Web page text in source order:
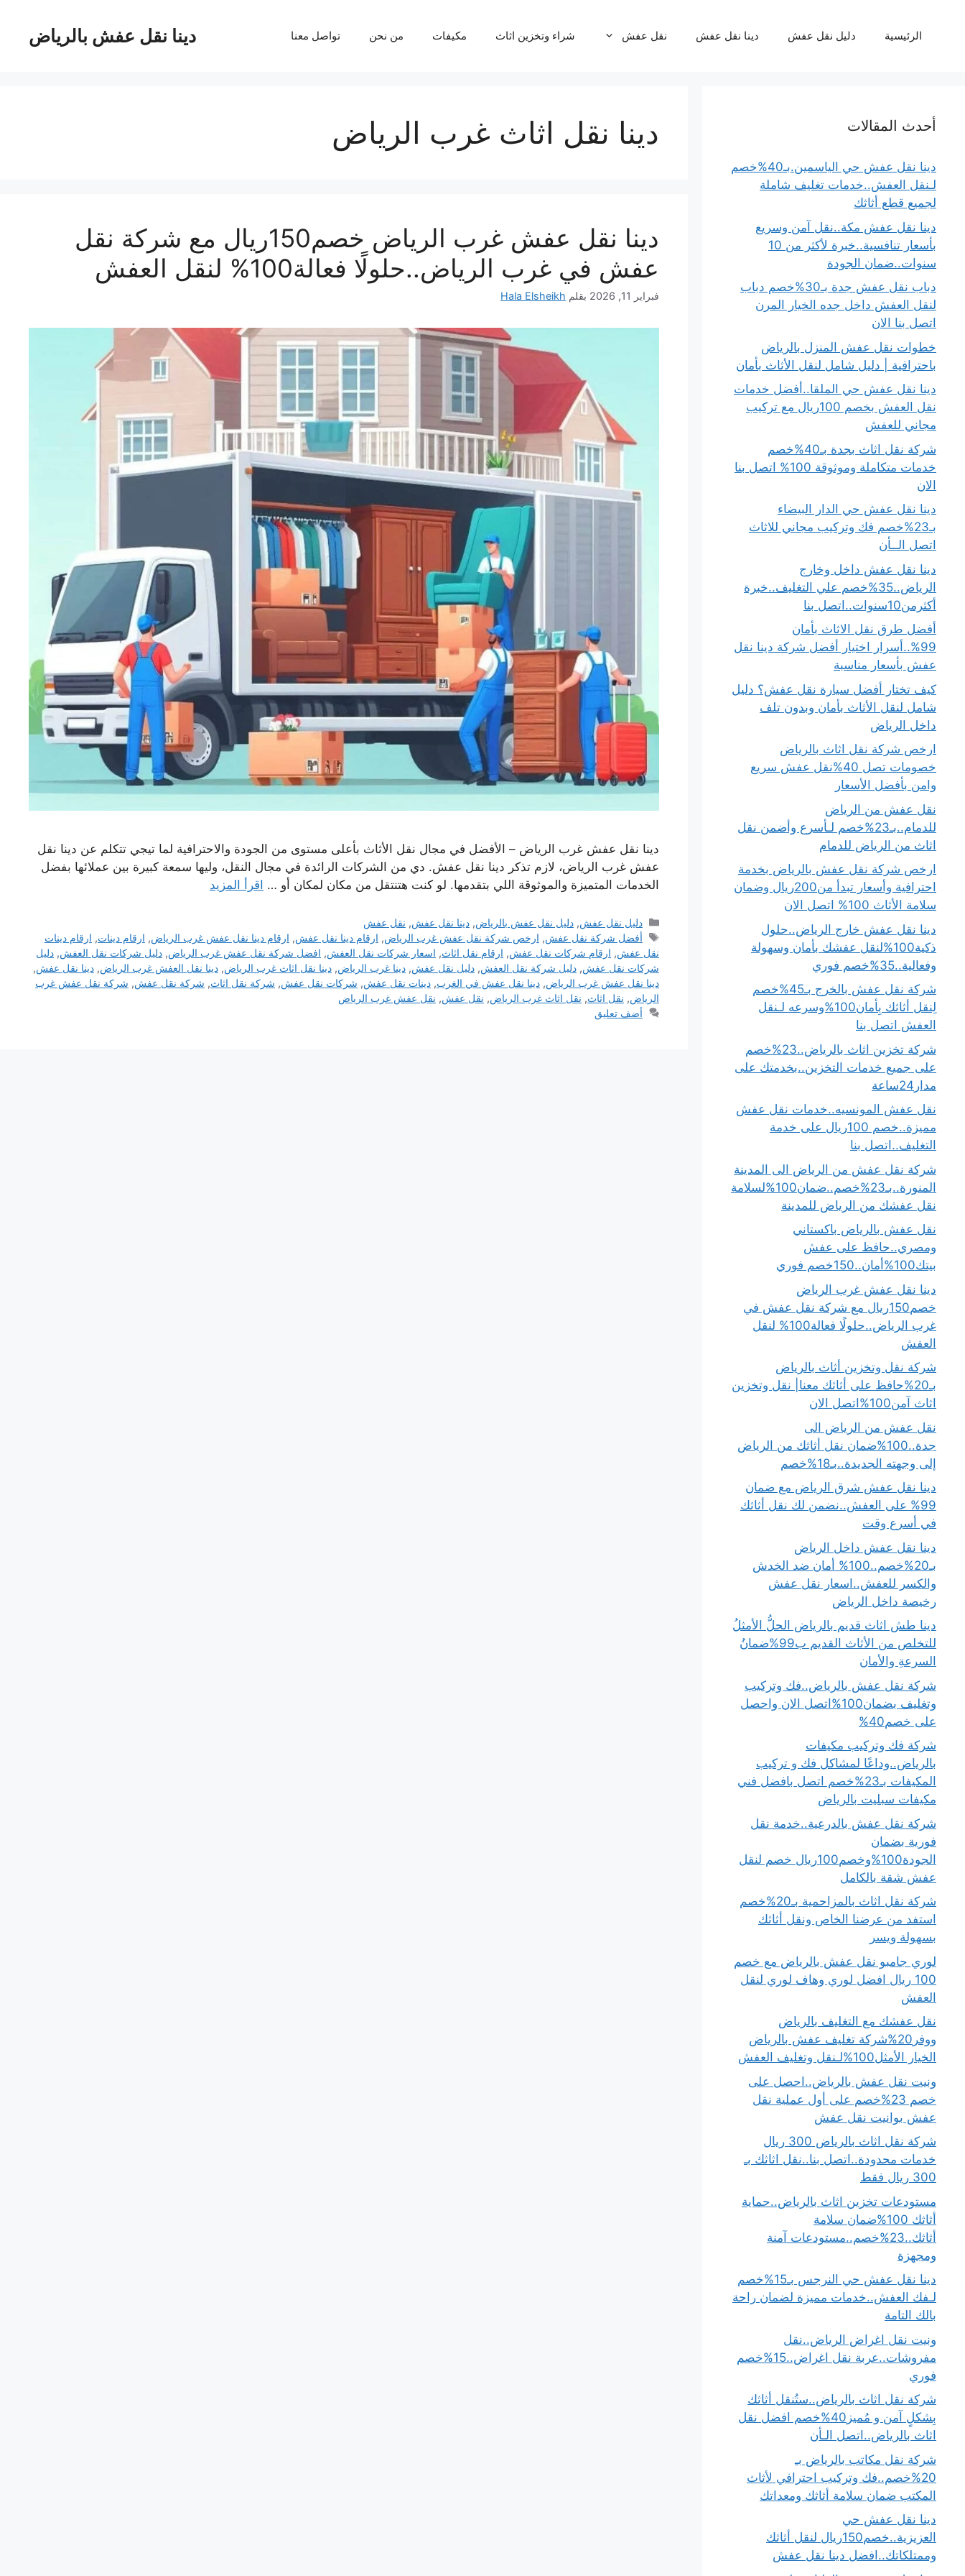
دينا نقل عفش بالرياض الرئيسية دليل نقل عفش دينا نقل عفش نقل عفش شراء وتخزين اثاث مكيفات من نحن تواصل معنا
دينا نقل اثاث غرب الرياض
دينا نقل عفش غرب الرياض خصم150ريال مع شركة نقل
عفش في غرب الرياض..حلولًا فعالة100% لنقل العفش
فبراير 11, 2026 بقلم Hala Elsheikh
دينا نقل عفش غرب الرياض – الأفضل في مجال نقل الأثاث بأعلى مستوى من الجودة والاحترافية لما تيجي تتكلم عن دينا نقل
عفش غرب الرياض، لازم تذكر دينا نقل عفش. دي من الشركات الرائدة في مجال النقل، وليها سمعة كبيرة بين عملائها بفضل
الخدمات المتميزة والموثوقة اللي بتقدمها. لو كنت هتنتقل من مكان لمكان أو … اقرأ المزيد
التصنيفات
دليل نقل عفش,دليل نقل عفش بالرياض,دينا نقل عفش, نقل عفش
الوسوم
أفضل شركة نقل عفش, ارخص شركة نقل عفش غرب الرياض, ارقام دينا نقل عفش, ارقام دينا نقل عفش غرب الرياض, ارقام دينات, ارقام دينات
نقل عفش, ارقام شركات نقل عفش, ارقام نقل اثاث, اسعار شركات نقل العفش, افضل شركة نقل عفش غرب الرياض, دليل شركات نقل العفش, دليل
شركات نقل عفش, دليل شركة نقل العفش, دليل نقل عفش, دينا غرب الرياض, دينا نقل اثاث غرب الرياض, دينا نقل العفش غرب الرياض, دينا نقل عفش,
دينا نقل عفش غرب الرياض, دينا نقل عفش في الغرب, دينات نقل عفش, شركات نقل عفش, شركة نقل اثاث, شركة نقل عفش, شركة نقل عفش غرب
الرياض, نقل اثاث, نقل اثاث غرب الرياض, نقل عفش, نقل عفش غرب الرياض
أضف تعليق
أحدث المقالات
دينا نقل عفش حي الياسمين.بـ40%خصم
لـنقل العفش..خدمات تغليف شاملة
لجميع قطع أثاثك
دينا نقل عفش مكة..نقل آمن وسريع
بأسعار تنافسية..خبرة لأكثر من 10
سنوات..ضمان الجودة
دباب نقل عفش جدة بـ30%خصم دباب
لنقل العفش داخل جده الخيار المرن
اتصل بنا الان
خطوات نقل عفش المنزل بالرياض
باحترافية | دليل شامل لنقل الأثاث بأمان
دينا نقل عفش حي الملقا..أفضل خدمات
نقل العفش بخصم 100ريال مع تركيب
مجاني للعفش
شركة نقل اثاث بجدة بـ40%خصم
خدمات متكاملة وموثوقة 100% اتصل بنا
الان
دينا نقل عفش حي الدار البيضاء
بـ23%خصم فك وتركيب مجاني للاثاث
اتصل الــأن
دينا نقل عفش داخل وخارج
الرياض..35%خصم علي التغليف..خبرة
أكثرمن10سنوات..اتصل بنا
أفضل طرق نقل الاثاث بأمان
99%..أسرار اختيار أفضل شركة دينا نقل
عفش بأسعار مناسبة
كيف تختار أفضل سيارة نقل عفش؟ دليل
شامل لنقل الأثاث بأمان وبدون تلف
داخل الرياض
ارخص شركة نقل اثاث بالرياض
خصومات تصل 40%نقل عفش سريع
وامن بأفضل الأسعار
نقل عفش من الرياض
للدمام..بـ23%خصم لـأسرع وأضمن نقل
اثاث من الرياض للدمام
ارخص شركة نقل عفش بالرياض بخدمة
احترافية وأسعار تبدأ من200ريال وضمان
سلامة الأثاث 100% اتصل الان
دينا نقل عفش خارج الرياض..حلول
ذكية100%لنقل عفشك بأمان وسهولة
وفعالية..35%خصم فوري
شركة نقل عفش بالخرج بـ45%خصم
لِنقل أثاثك بِأمان100%وسرعه لـنقل
العفش اتصل بنا
شركة تخزين اثاث بالرياض..23%خصم
على جميع خدمات التخزين..بخدمتك على
مدار24ساعة
نقل عفش المونسيه..خدمات نقل عفش
مميزة..خصم 100ريال على خدمة
التغليف..اتصل بنا
شركة نقل عفش من الرياض الى المدينة
المنورة..بـ23%خصم..ضمان100%لسلامة
نقل عفشك من الرياض للمدينة
نقل عفش بالرياض باكستاني
ومصري..حافظ على عفش
بيتك100%أمان..150خصم فوري
دينا نقل عفش غرب الرياض
خصم150ريال مع شركة نقل عفش في
غرب الرياض..حلولًا فعالة100% لنقل
العفش
شركة نقل وتخزين أثاث بالرياض
بـ20%حافظ على أثاثك معنا| نقل وتخزين
اثاث آمن100%اتصل الان
نقل عفش من الرياض الى
جدة..100%ضمان نقل أثاثك من الرياض
إلى وجهته الجديدة..بـ18%خصم
دينا نقل عفش شرق الرياض مع ضمان
99% على العفش..نضمن لك نقل أثاثك
في أسرع وقت
دينا نقل عفش داخل الرياض
بـ20%خصم..100% أمان ضد الخدش
والكسر للعفش..اسعار نقل عفش
رخيصة داخل الرياض
دينا طش اثاث قديم بالرياض الحلُّ الأمثلُ
للتخلص من الأثاث القديم ب99%ضمانُ
السرعةِ والأمان
شركة نقل عفش بالرياض..فك وتركيب
وتغليف بضمان100%اتصل الان واحصل
على خصم40%
شركة فك وتركيب مكيفات
بالرياض..وداعًا لمشاكل فك و تركيب
المكيفات بـ23%خصم اتصل بافضل فني
مكيفات سبليت بالرياض
شركة نقل عفش بالدرعية..خدمة نقل
فورية بضمان
الجودة100%وخصم100ريال خصم لنقل
عفش شقة بالكامل
شركة نقل اثاث بالمزاحمية بـ20%خصم
استفد من عرضنا الخاص ونقل أثاثك
بسهولة ويسر
لوري جامبو نقل عفش بالرياض مع خصم
100 ريال افضل لوري وهاف لوري لنقل
العفش
نقل عفشك مع التغليف بالرياض
ووفر20%شركة تغليف عفش بالرياض
الخيار الأمثل100%لـنقل وتغليف العفش
ونيت نقل عفش بالرياض..احصل على
خصم 23%خصم على أول عملية نقل
عفش بوانيت نقل عفش
شركة نقل اثاث بالرياض 300 ريال
خدمات محدودة..اتصل بنا..نقل اثاثك بـ
300 ريال فقط
مستودعات تخزين اثاث بالرياض..حماية
أثاثك 100%ضمان سلامة
أثاثك..23%خصم..مستودعات آمنة
ومجهزة
دينا نقل عفش حي النرجس بـ15%خصم
لـفك العفش..خدمات مميزة لضمان راحة
بالك التامة
ونيت نقل اغراض الرياض..نقل
مفروشات..عربة نقل اغراض..15%خصم
فوري
شركة نقل اثاث بالرياض..ستُنقل أثاثك
بِشكلٍ آمن و مُميز40%خصم افضل نقل
اثاث بالرياض..اتصل الـأن
شركة نقل مكاتب بالرياض بـ
20%خصم..فك وتركيب احترافي لأثاث
المكتب ضمان سلامة أثاثك ومعداتك
دينا نقل عفش حي
العزيزية..خصم150ريال لنقل أثاثك
وممتلكاتك..افضل دينا نقل عفش